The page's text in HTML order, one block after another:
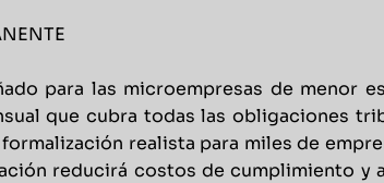
para las microempresas de menor
que cubra todas las obligaciones
realista para miles de
reducirá costos de cumplimiento y